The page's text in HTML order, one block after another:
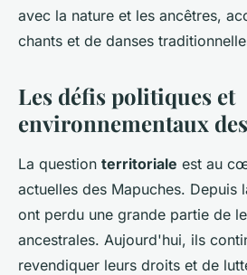
avec la nature et les ancêtres,
chants et de danses
Les défis politiques et
environnementaux
La question territoriale est au
actuelles des Mapuches. Depuis
ont perdu une grande partie de
ancestrales. Aujourd'hui, ils
revendiquer leurs droits et de